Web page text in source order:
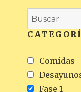
Comidas
Fase 1